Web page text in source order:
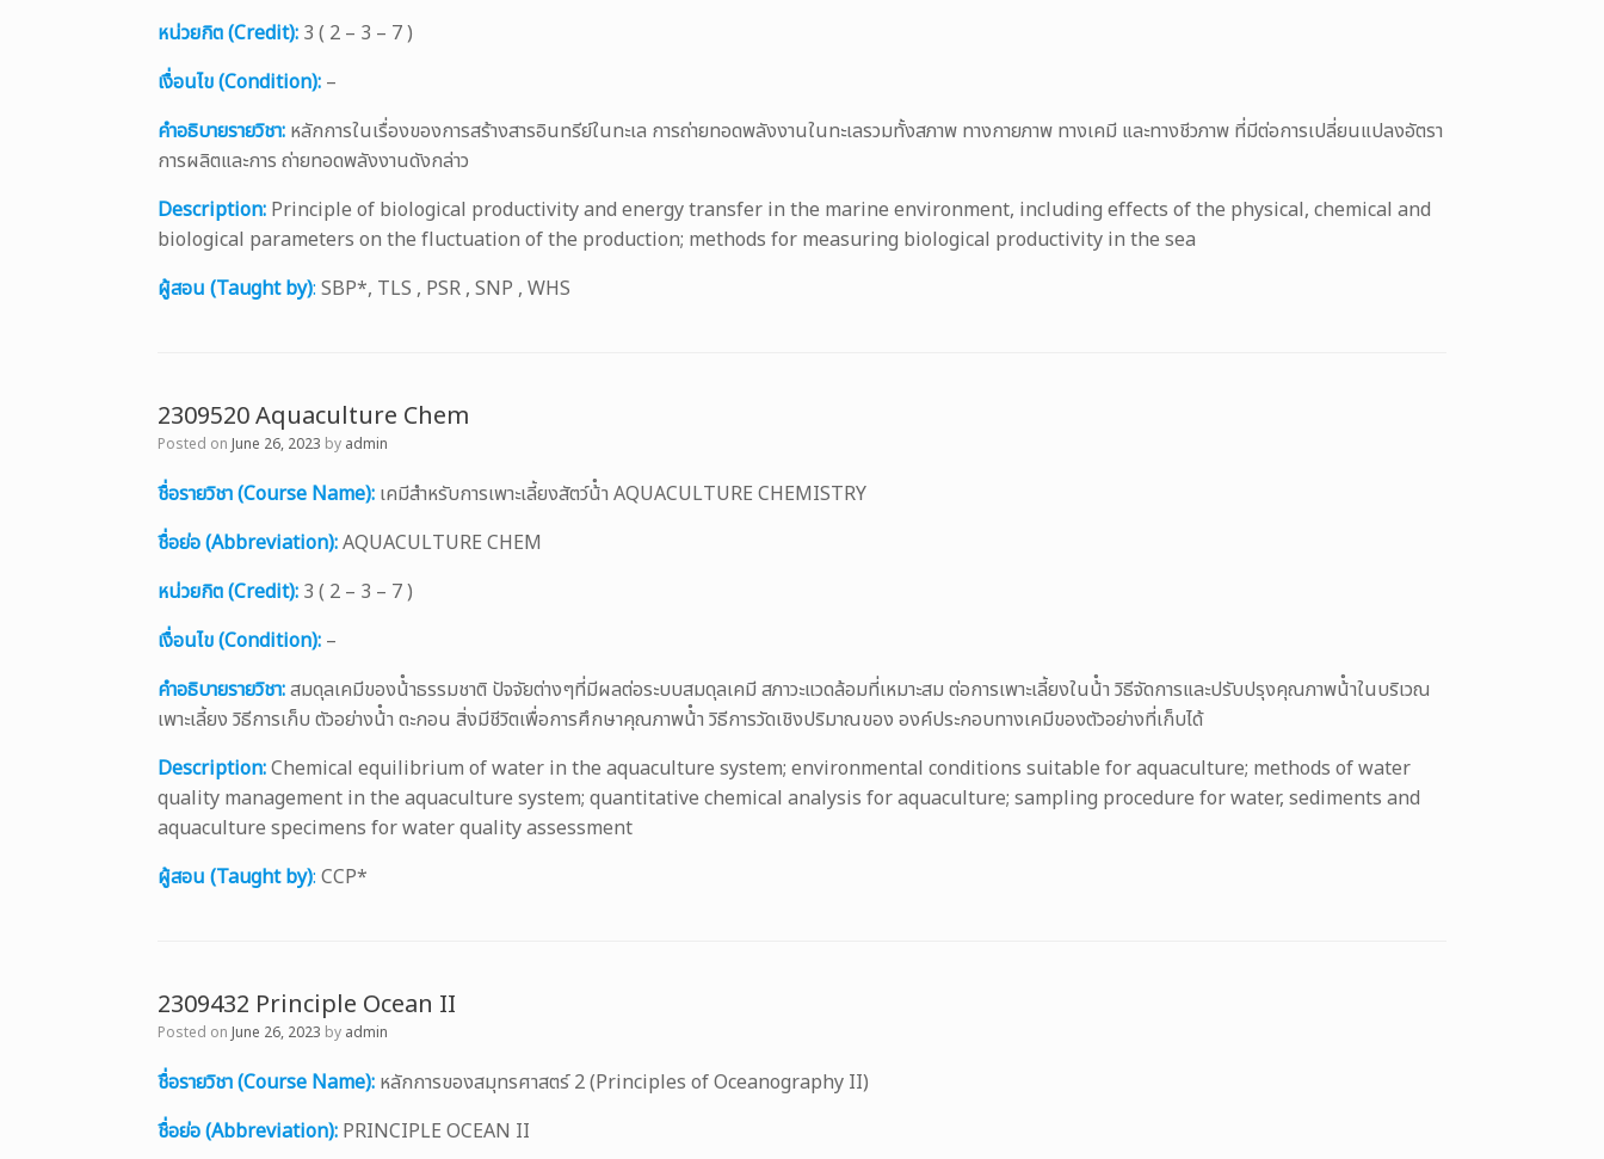
หน่วยกิต (Credit): 3 ( 2 – 3 – 7 )
เงื่อนไข (Condition): –
คำอธิบายรายวิชา: หลักการในเรื่องของการสร้างสารอินทรีย์ในทะเล การถ่ายทอดพลังงานในทะเลรวมทั้งสภาพ ทางกายภาพ ทางเคมี และทางชีวภาพ ที่มีต่อการเปลี่ยนแปลงอัตรา
การผลิตและการ ถ่ายทอดพลังงานดังกล่าว
Description: Principle of biological productivity and energy transfer in the marine environment, including effects of the physical, chemical and
biological parameters on the fluctuation of the production; methods for measuring biological productivity in the sea
ผู้สอน (Taught by): SBP*, TLS , PSR , SNP , WHS
2309520 Aquaculture Chem
Posted on June 26, 2023 by admin
ชื่อรายวิชา (Course Name): เคมีสําหรับการเพาะเลี้ยงสัตว์น้ํา AQUACULTURE CHEMISTRY
ชื่อย่อ (Abbreviation):AQUACULTURE CHEM
หน่วยกิต (Credit): 3 ( 2 – 3 – 7 )
เงื่อนไข (Condition): –
คำอธิบายรายวิชา:สมดุลเคมีของน้ําธรรมชาติ ปัจจัยต่างๆที่มีผลต่อระบบสมดุลเคมี สภาวะแวดล้อมที่เหมาะสม ต่อการเพาะเลี้ยงในน้ํา วิธีจัดการและปรับปรุงคุณภาพน้ําในบริเวณ
เพาะเลี้ยง วิธีการเก็บ ตัวอย่างน้ํา ตะกอน สิ่งมีชีวิตเพื่อการศึกษาคุณภาพน้ํา วิธีการวัดเชิงปริมาณของ องค์ประกอบทางเคมีของตัวอย่างที่เก็บได้
Description:Chemical equilibrium of water in the aquaculture system; environmental conditions suitable for aquaculture; methods of water
quality management in the aquaculture system; quantitative chemical analysis for aquaculture; sampling procedure for water, sediments and
aquaculture specimens for water quality assessment
ผู้สอน (Taught by): CCP*
2309432 Principle Ocean II
Posted on June 26, 2023 by admin
ชื่อรายวิชา (Course Name): หลักการของสมุทรศาสตร์ 2 (Principles of Oceanography II)
ชื่อย่อ (Abbreviation): PRINCIPLE OCEAN II